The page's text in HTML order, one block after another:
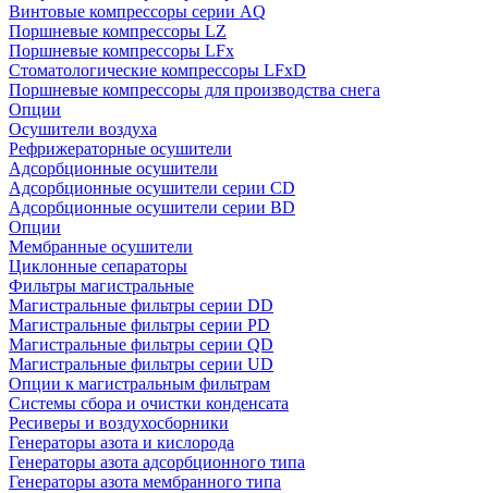
Винтовые компрессоры серии AQ
Поршневые компрессоры LZ
Поршневые компрессоры LFx
Стоматологические компрессоры LFxD
Поршневые компрессоры для производства снега
Опции
Осушители воздуха
Рефрижераторные осушители
Адсорбционные осушители
Адсорбционные осушители серии CD
Адсорбционные осушители серии BD
Опции
Мембранные осушители
Циклонные сепараторы
Фильтры магистральные
Магистральные фильтры серии DD
Магистральные фильтры серии PD
Магистральные фильтры серии QD
Магистральные фильтры серии UD
Опции к магистральным фильтрам
Системы сбора и очистки конденсата
Ресиверы и воздухосборники
Генераторы азота и кислорода
Генераторы азота адсорбционного типа
Генераторы азота мембранного типа